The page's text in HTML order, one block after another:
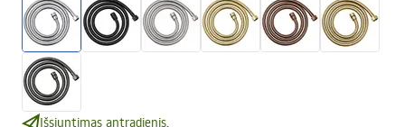
Išsiuntimas antradienis.